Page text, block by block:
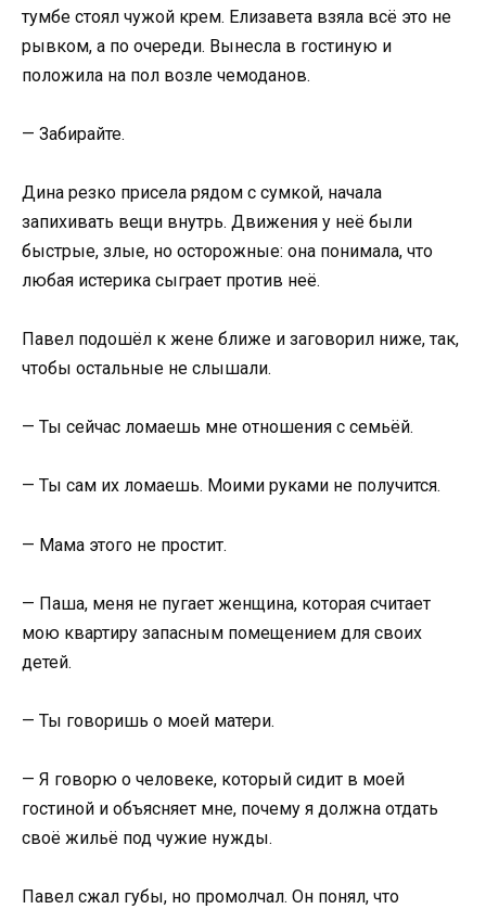
тумбе стоял чужой крем. Елизавета взяла всё это не
рывком, а по очереди. Вынесла в гостиную и
положила на пол возле чемоданов.
— Забирайте.
Дина резко присела рядом с сумкой, начала
запихивать вещи внутрь. Движения у неё были
быстрые, злые, но осторожные: она понимала, что
любая истерика сыграет против неё.
Павел подошёл к жене ближе и заговорил ниже, так,
чтобы остальные не слышали.
— Ты сейчас ломаешь мне отношения с семьёй.
— Ты сам их ломаешь. Моими руками не получится.
— Мама этого не простит.
— Паша, меня не пугает женщина, которая считает
мою квартиру запасным помещением для своих
детей.
— Ты говоришь о моей матери.
— Я говорю о человеке, который сидит в моей
гостиной и объясняет мне, почему я должна отдать
своё жильё под чужие нужды.
Павел сжал губы, но промолчал. Он понял, что